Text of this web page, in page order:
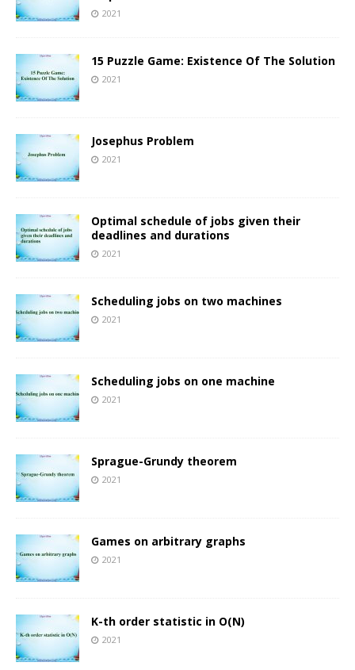
2021
15 Puzzle Game: Existence Of The Solution
2021
Josephus Problem
2021
Optimal schedule of jobs given their
deadlines and durations
2021
Scheduling jobs on two machines
2021
Scheduling jobs on one machine
2021
Sprague-Grundy theorem
2021
Games on arbitrary graphs
2021
K-th order statistic in O(N)
2021